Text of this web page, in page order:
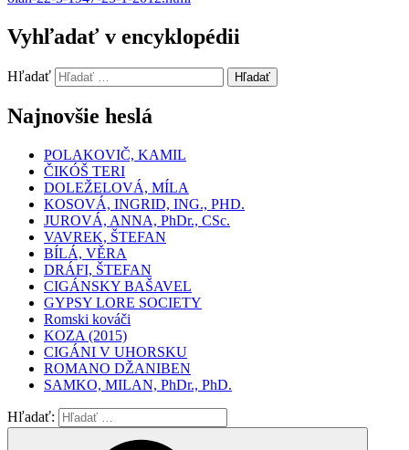
Vyhľadať v encyklopédii
Hľadať Hľadať
Najnovšie heslá
POLAKOVIČ, KAMIL
ČIKÓŠ TERI
DOLEŽELOVÁ, MÍLA
KOSOVÁ, INGRID, ING., PHD.
JUROVÁ, ANNA, PhDr., CSc.
VAVREK, ŠTEFAN
BÍLÁ, VĚRA
DRÁFI, ŠTEFAN
CIGÁNSKY BAŠAVEL
GYPSY LORE SOCIETY
Romski kováči
KOZA (2015)
CIGÁNI V UHORSKU
ROMANO DŽANIBEN
SAMKO, MILAN, PhDr., PhD.
Hľadať: